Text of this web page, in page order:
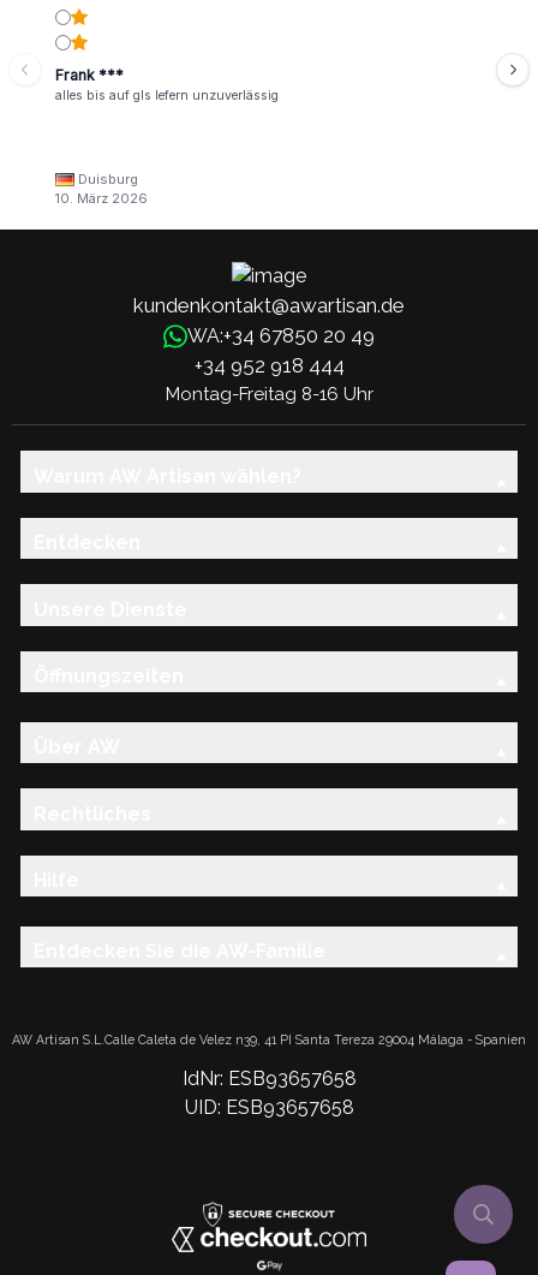
Frank ***
alles bis auf gls lefern unzuverlässig
Duisburg
10. März 2026
kundenkontakt@awartisan.de
WA:+34 67850 20 49
+34 952 918 444
Montag-Freitag 8-16 Uhr
AW Artisan S.L.Calle Caleta de Velez n39, 41 PI Santa Tereza 29004 Málaga - Spanien
IdNr: ESB93657658
UID: ESB93657658